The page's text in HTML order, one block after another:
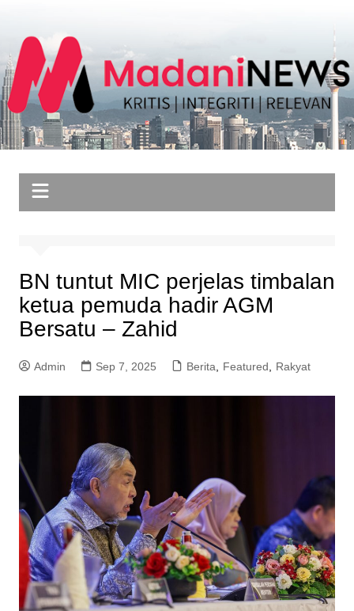
content
BN tuntut MIC perjelas timbalan
ketua pemuda hadir AGM
Bersatu – Zahid
Admin Sep 7, 2025 Berita, Featured, Rakyat